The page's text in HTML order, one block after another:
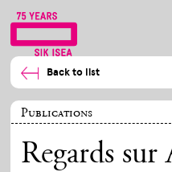
Back to list
Publications
Regards